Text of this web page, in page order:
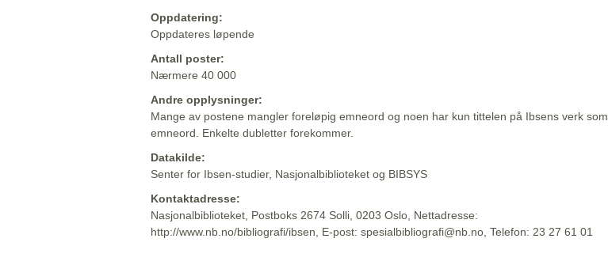
Oppdatering:
Oppdateres løpende
Antall poster:
Nærmere 40 000
Andre opplysninger:
Mange av postene mangler foreløpig emneord og noen har kun tittelen på Ibsens verk som
emneord. Enkelte dubletter forekommer.
Datakilde:
Senter for Ibsen-studier, Nasjonalbiblioteket og BIBSYS
Kontaktadresse:
Nasjonalbiblioteket, Postboks 2674 Solli, 0203 Oslo, Nettadresse:
http://www.nb.no/bibliografi/ibsen, E-post: spesialbibliografi@nb.no, Telefon: 23 27 61 01